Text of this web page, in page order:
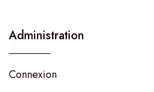
Administration
Connexion